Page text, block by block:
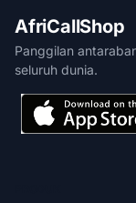
AfriCallShop
Panggilan
seluruh dunia.